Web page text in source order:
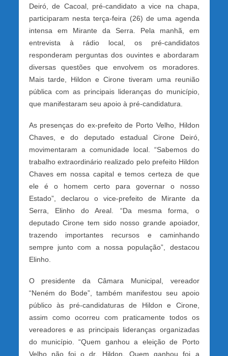
Deiró, de Cacoal, pré-candidato a vice na chapa,
participaram nesta terça-feira (26) de uma agenda
intensa em Mirante da Serra. Pela manhã, em
entrevista à rádio local, os pré-candidatos
responderam perguntas dos ouvintes e abordaram
diversas questões que envolvem os moradores.
Mais tarde, Hildon e Cirone tiveram uma reunião
pública com as principais lideranças do município,
que manifestaram seu apoio à pré-candidatura.
As presenças do ex-prefeito de Porto Velho, Hildon
Chaves, e do deputado estadual Cirone Deiró,
movimentaram a comunidade local. “Sabemos do
trabalho extraordinário realizado pelo prefeito Hildon
Chaves em nossa capital e temos certeza de que
ele é o homem certo para governar o nosso
Estado”, declarou o vice-prefeito de Mirante da
Serra, Elinho do Areal. “Da mesma forma, o
deputado Cirone tem sido nosso grande apoiador,
trazendo importantes recursos e caminhando
sempre junto com a nossa população”, destacou
Elinho.
O presidente da Câmara Municipal, vereador
“Neném do Bode”, também manifestou seu apoio
público às pré-candidaturas de Hildon e Cirone,
assim como ocorreu com praticamente todos os
vereadores e as principais lideranças organizadas
do município. “Quem ganhou a eleição de Porto
Velho não foi o dr. Hildon. Quem ganhou foi a